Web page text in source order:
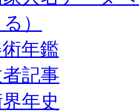
）
年鑑
記事
年史